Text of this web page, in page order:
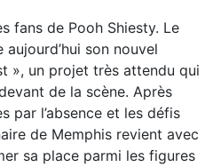
fans de Pooh Shiesty. Le
son nouvel
», un projet très attendu qui
de la scène. Après
par l’absence et les défis
de Memphis revient avec
sa place parmi les figures